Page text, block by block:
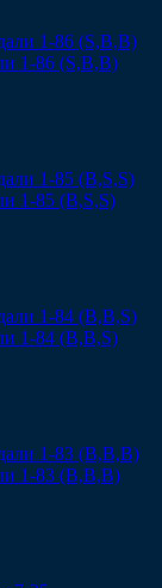
1-86 (S,B,B)
1-85 (B,S,S)
1-84 (B,B,S)
1-83 (B,B,B)